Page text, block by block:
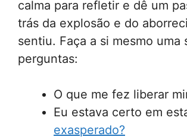
calma para refletir e dê um
trás da explosão e do
sentiu. Faça a si mesmo uma
perguntas:
O que me fez liberar
Eu estava certo em
exasperado?